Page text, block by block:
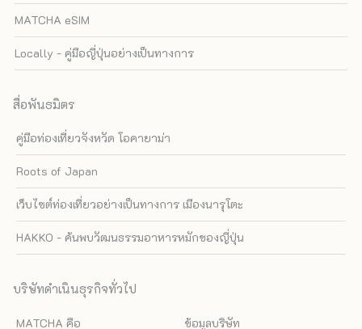
MATCHA eSIM
Locally - คู่มือญี่ปุ่นอย่างเป็นทางการ
สื่อพันธมิตร
คู่มือท่องเที่ยวจังหวัด โอคายาม่า
Roots of Japan
เว็บไซต์ท่องเที่ยวอย่างเป็นทางการ เมืองนารุโตะ
HAKKO - ค้นพบวัฒนธรรมอาหารหมักของญี่ปุ่น
บริษัทดำเนินธุรกิจทั่วไป
MATCHA คือ ข้อมูลบริษัท